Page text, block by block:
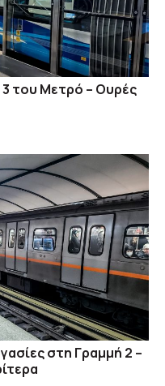
3 του Μετρό – Ουρές
στη Γραμμή 2 –